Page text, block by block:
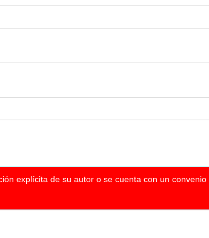
explícita de su autor o se cuenta con un convenio